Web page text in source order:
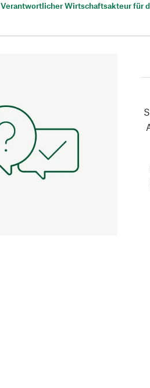
Verantwortlicher Wirtschaftsakteur für